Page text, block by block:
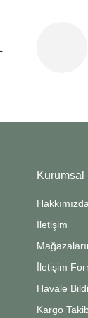
Kurumsal
Hakkımızda
İletişim
İletişim
Havale
Kargo